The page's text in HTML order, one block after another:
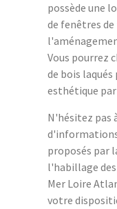
possède une
de fenêtres
Vous pourrez
de bois
esthétique
N'hésitez pas
proposés par
l'habillage
Mer Loire
votre